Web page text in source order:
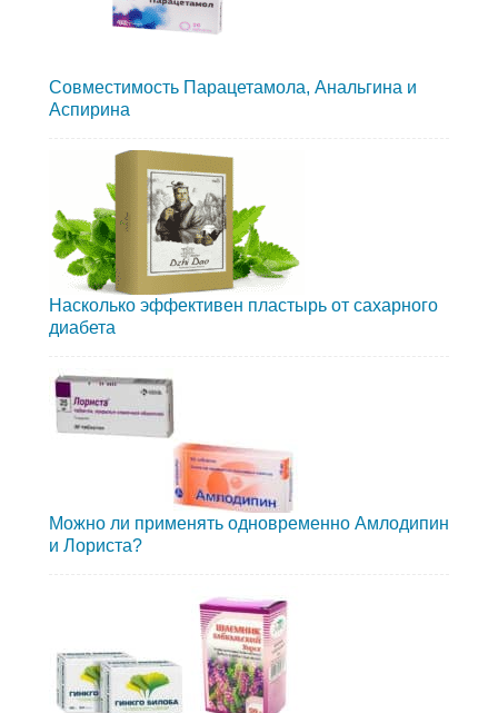
Совместимость Парацетамола, Анальгина и
Аспирина
Насколько эффективен пластырь от сахарного
диабета
Можно ли применять одновременно Амлодипин
и Лориста?